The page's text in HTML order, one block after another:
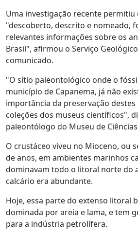
Uma investigação recente permitiu
"descoberto, descrito e nomeado,
relevantes informações sobre os
Brasil", afirmou o Serviço
comunicado.
"O sítio paleontológico onde o
município de Capanema, já não
importância da preservação destes
coleções dos museus científicos",
paleontólogo do Museu de
O crustáceo viveu no Mioceno, ou
de anos, em ambientes marinhos
dominavam todo o litoral norte do
calcário era abundante.
Hoje, essa parte do extenso litoral
dominada por areia e lama, e tem
para a indústria petrolífera.